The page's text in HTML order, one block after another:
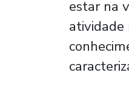
estar na